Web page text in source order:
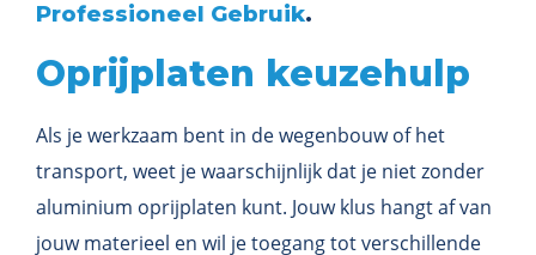
Professioneel Gebruik.
Oprijplaten keuzehulp
Als je werkzaam bent in de wegenbouw of het
transport, weet je waarschijnlijk dat je niet zonder
aluminium oprijplaten kunt. Jouw klus hangt af van
jouw materieel en wil je toegang tot verschillende